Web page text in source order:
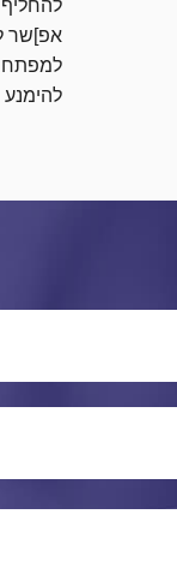
אפ]שר
למפתח
ולדימיר